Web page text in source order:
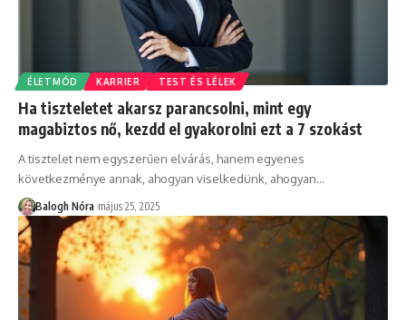
ÉLETMÓD KARRIER TEST ÉS LÉLEK
Ha tiszteletet akarsz parancsolni, mint egy
magabiztos nő, kezdd el gyakorolni ezt a 7 szokást
A tisztelet nem egyszerűen elvárás, hanem egyenes
következménye annak, ahogyan viselkedünk, ahogyan…
Balogh Nóra május 25, 2025